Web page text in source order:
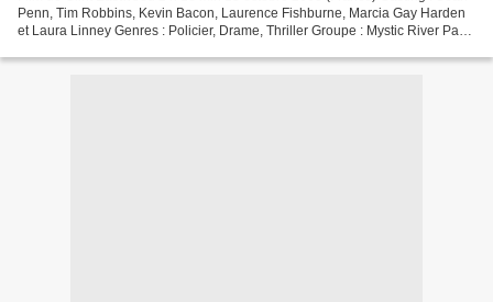
Penn, Tim Robbins, Kevin Bacon, Laurence Fishburne, Marcia Gay Harden
et Laura Linney Genres : Policier, Drame, Thriller Groupe : Mystic River Pays